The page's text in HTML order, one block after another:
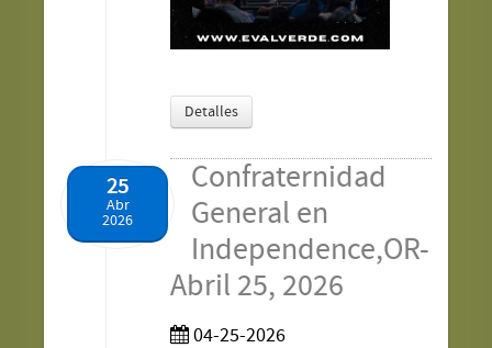
Detalles
25
Abr
2026
Confraternidad
General en
Independence,OR-
Abril 25, 2026
04-25-2026